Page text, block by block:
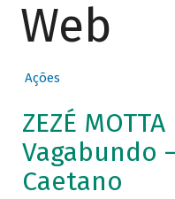
Web
Ações
ZEZÉ
Vagabundo
Caetano